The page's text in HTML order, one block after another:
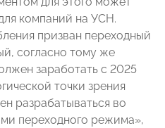
компаний на УСН.
призван переходный
согласно тому же
заработать с 2025
точки зрения
разрабатываться во
переходного режима»,